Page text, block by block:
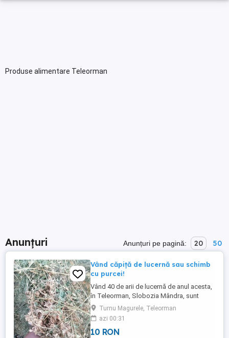
Produse alimentare Teleorman
Anunțuri Anunțuri pe pagină: 20 50
Vând căpiță de lucernă sau schimb
cu purcei!
Vând 40 de arii de lucernă de anul acesta,
în Teleorman, Slobozia Mândra, sunt
interesat și de schimburi cu purcei!
Turnu Magurele, Teleorman
azi 00:31
10 RON